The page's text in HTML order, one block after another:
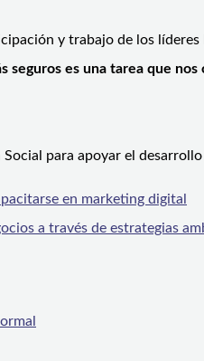
y trabajo de los líderes
es una tarea que nos
para apoyar el
en marketing digital
a través de estrategias